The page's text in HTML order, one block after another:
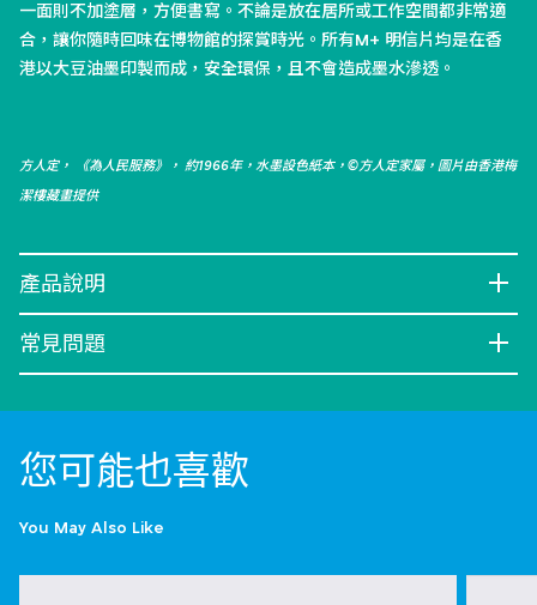
一面則不加塗層，方便書寫。不論是放在居所或工作空間都非常適
合，讓你隨時回味在博物館的探賞時光。所有M+ 明信片均是在香
港以大豆油墨印製而成，安全環保，且不會造成墨水滲透。
方人定， 《為人民服務》， 約1966年，水墨設色紙本，©方人定家屬，圖片由香港梅
潔樓藏畫提供
產品說明
常見問題
您可能也喜歡
You May Also Like